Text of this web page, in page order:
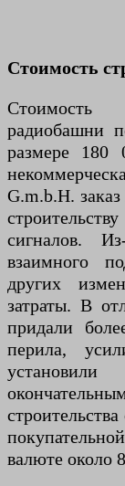
Стоимость
Стоимость
радиобашни
размере 180
G.m.b.H.
сигналов.
взаимного
других
затраты. В
придали
перила,
валюте около